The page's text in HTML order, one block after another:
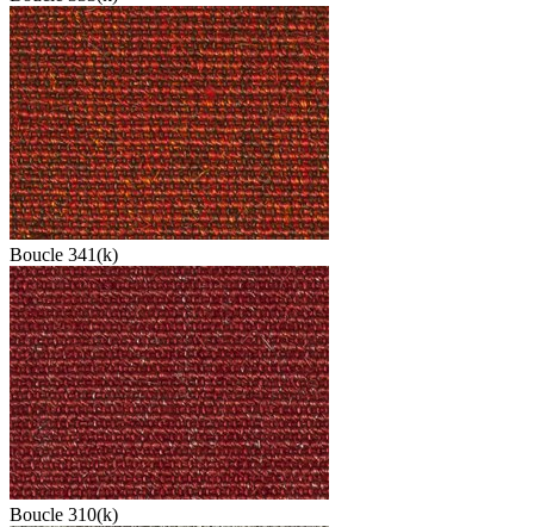
Boucle 341(k)
Boucle 310(k)